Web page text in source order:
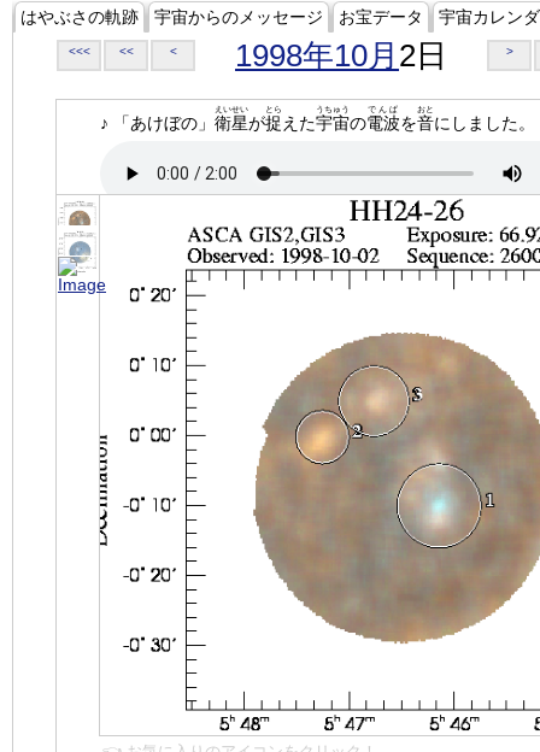
はやぶさの軌跡 宇宙からのメッセージ お宝データ 宇宙カレン
<<< << < 1998年10月 2日 >
♪ 「あけぼの」 衛星
えいせい
が捉
とら
えた宇宙
うちゅう
の電波
でんぱ
を音
おと
にしました。